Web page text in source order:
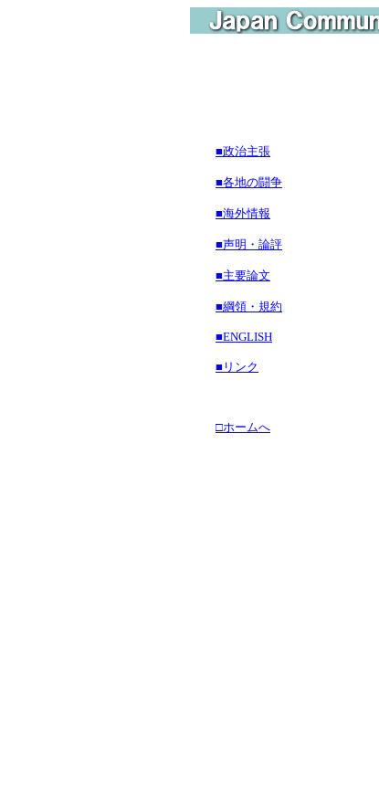
■政治主張
■各地の闘争
■海外情報
■声明・論評
■主要論文
■綱領・規約
■ENGLISH
■リンク
□ホームへ